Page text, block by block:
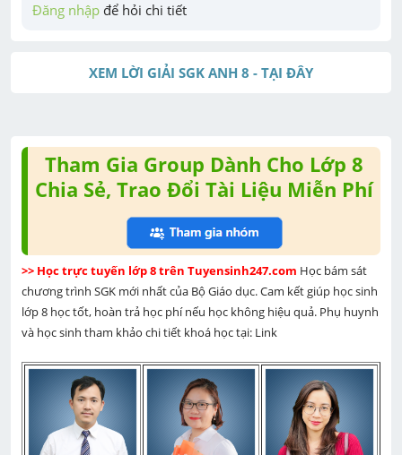
Đăng nhập để hỏi chi tiết
XEM LỜI GIẢI SGK ANH 8 - TẠI ĐÂY
Tham Gia Group Dành Cho Lớp 8
Chia Sẻ, Trao Đổi Tài Liệu Miễn Phí
>> Học trực tuyến lớp 8 trên Tuyensinh247.com Học bám sát
chương trình SGK mới nhất của Bộ Giáo dục. Cam kết giúp học sinh
lớp 8 học tốt, hoàn trả học phí nếu học không hiệu quả. Phụ huynh
và học sinh tham khảo chi tiết khoá học tại: Link